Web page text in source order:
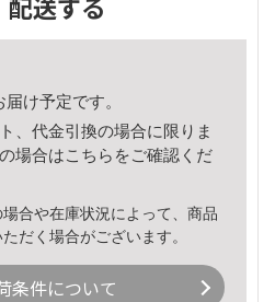
け予定です。
、代金引換の場合に限りま
場合はこちら をご確認くだ
合や在庫状況によって、商品
だく場合がございます。
条件について